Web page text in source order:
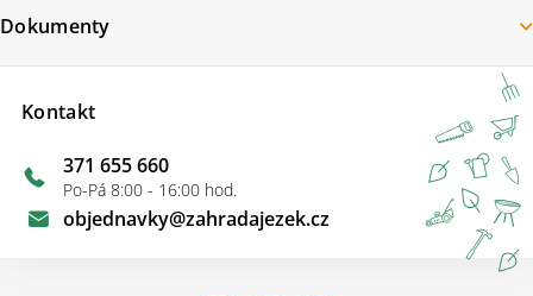
Kontakt
objednavky@zahradajezek.cz
371 655 660
Po-Pá 8:00 - 16:00 hod.
Dokumenty